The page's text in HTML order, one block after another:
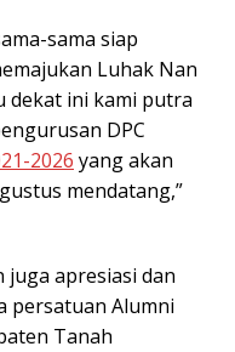
sama siap
Luhak Nan
dekat ini kami putra
DPC
2026 yang akan
mendatang,”
juga apresiasi dan
persatuan Alumni
Tanah